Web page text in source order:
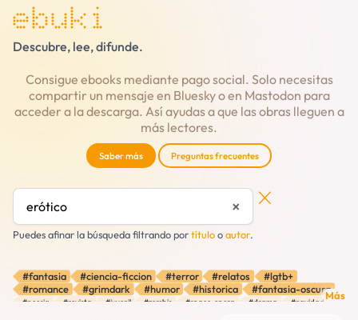
ebuki
Descubre, lee, difunde.
Consigue ebooks mediante pago social. Solo necesitas
compartir un mensaje en Bluesky o en Mastodon para
acceder a la descarga. Así ayudas a que las obras lleguen a
más lectores.
Saber más Preguntas frecuentes
×
Puedes afinar la búsqueda filtrando portítulooautor.
Más
#fantasia #ciencia-ficcion #terror #relatos
#lgtb+
#romance
#grimdark #humor #historica #fantasia-oscura
#poesia #revista #juvenil #zombis #space-opera #drama
#navidad